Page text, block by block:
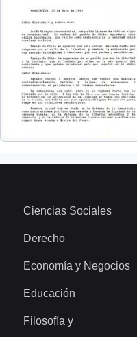
Ciencias Sociales
Derecho
Economía y Negocios
Educación
Filosofía y